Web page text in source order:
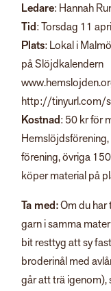
Ledare: Hannah
Tid: Torsdag 11
Plats: Lokal i
på Slöjdkalendern
http://tinyurl.com/
Kostnad: 50 kr för
förening, övriga
köper material på
Ta med:Om du
garn i samma
bit resttyg att sy
broderinål med
går att trä igenom),